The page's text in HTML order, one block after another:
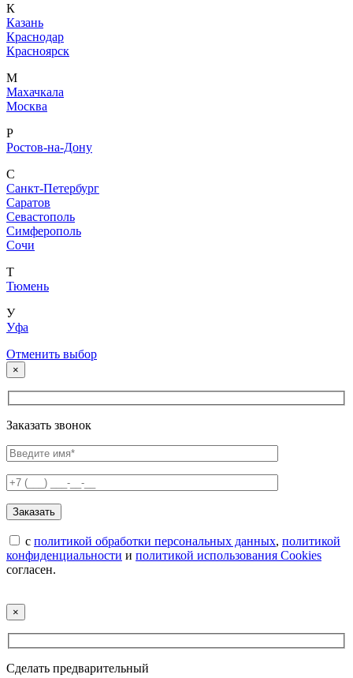
К
Казань
Краснодар
Красноярск
М
Махачкала
Москва
Р
Ростов-на-Дону
С
Санкт-Петербург
Саратов
Севастополь
Симферополь
Сочи
Т
Тюмень
У
Уфа
Отменить выбор
×
Заказать звонок
с политикой обработки персональных данных, политикой
конфиденциальности и политикой использования Cookies
согласен.
×
Сделать предварительный